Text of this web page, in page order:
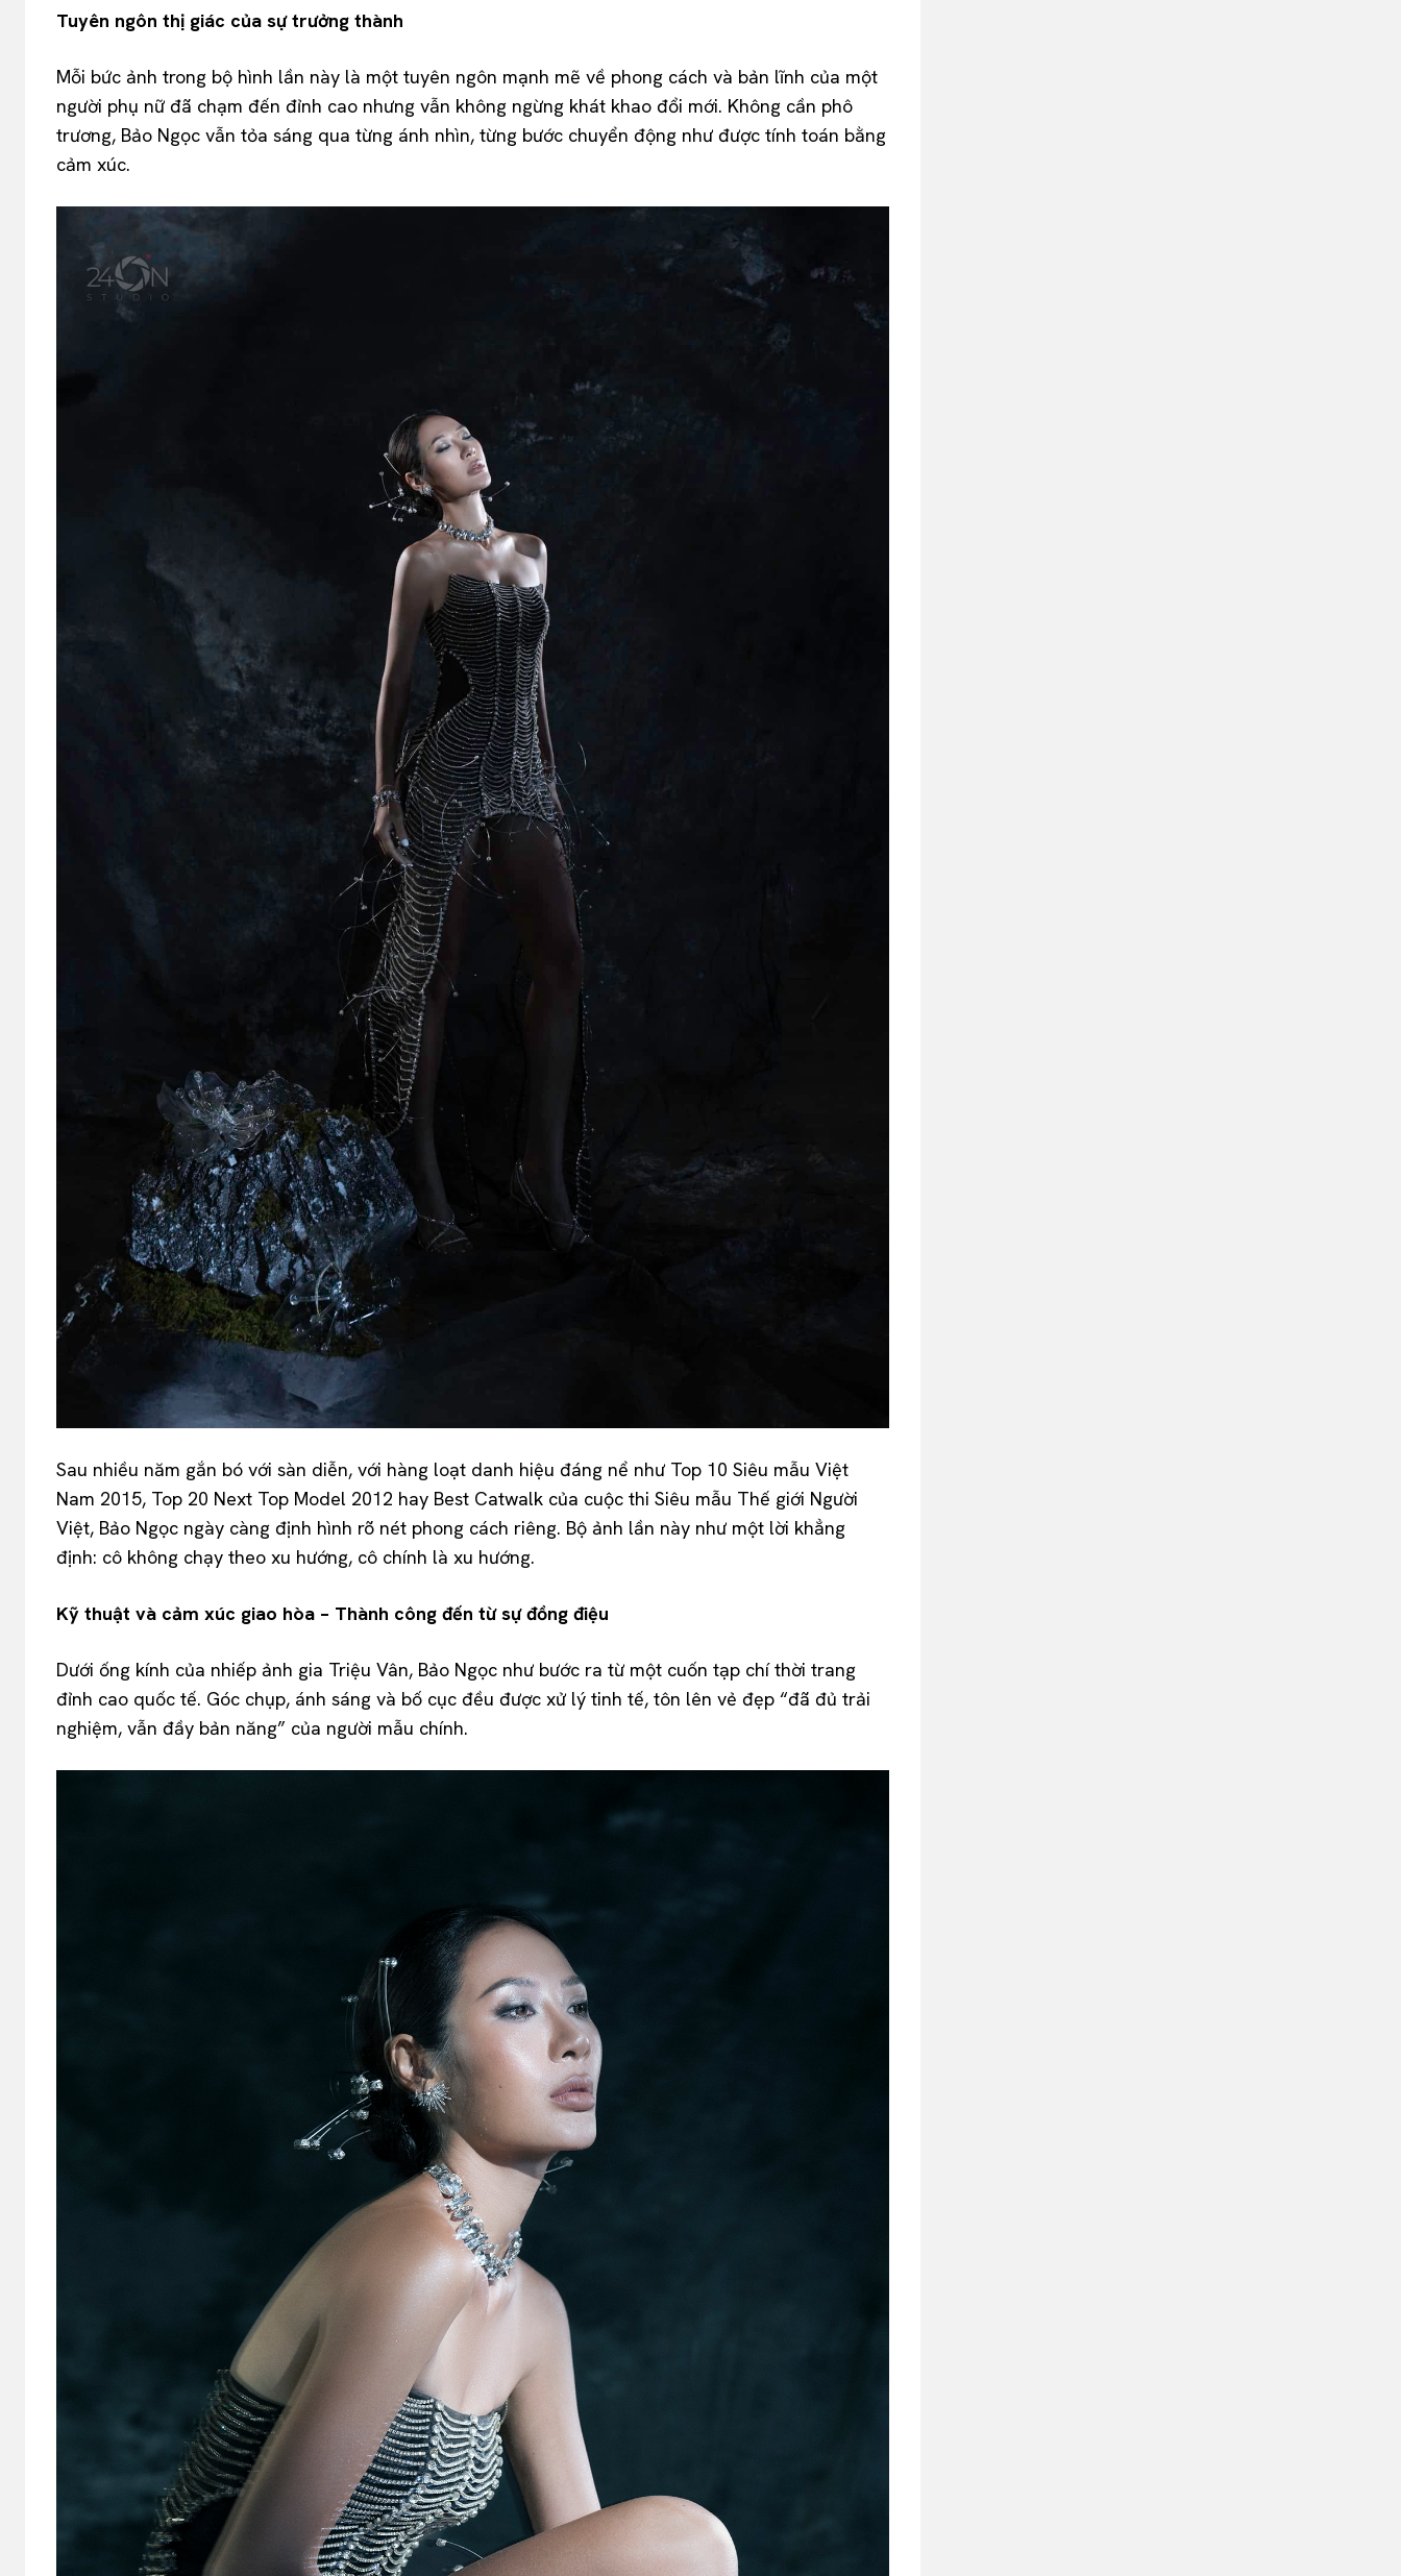
Tuyên ngôn thị giác của sự trưởng thành
Mỗi bức ảnh trong bộ hình lần này là một tuyên ngôn mạnh mẽ về phong cách và bản lĩnh của một
người phụ nữ đã chạm đến đỉnh cao nhưng vẫn không ngừng khát khao đổi mới. Không cần phô
trương, Bảo Ngọc vẫn tỏa sáng qua từng ánh nhìn, từng bước chuyển động như được tính toán bằng
cảm xúc.
Sau nhiều năm gắn bó với sàn diễn, với hàng loạt danh hiệu đáng nể như Top 10 Siêu mẫu Việt
Nam 2015, Top 20 Next Top Model 2012 hay Best Catwalk của cuộc thi Siêu mẫu Thế giới Người
Việt, Bảo Ngọc ngày càng định hình rõ nét phong cách riêng. Bộ ảnh lần này như một lời khẳng
định: cô không chạy theo xu hướng, cô chính là xu hướng.
Kỹ thuật và cảm xúc giao hòa – Thành công đến từ sự đồng điệu
Dưới ống kính của nhiếp ảnh gia Triệu Vân, Bảo Ngọc như bước ra từ một cuốn tạp chí thời trang
đỉnh cao quốc tế. Góc chụp, ánh sáng và bố cục đều được xử lý tinh tế, tôn lên vẻ đẹp “đã đủ trải
nghiệm, vẫn đầy bản năng” của người mẫu chính.